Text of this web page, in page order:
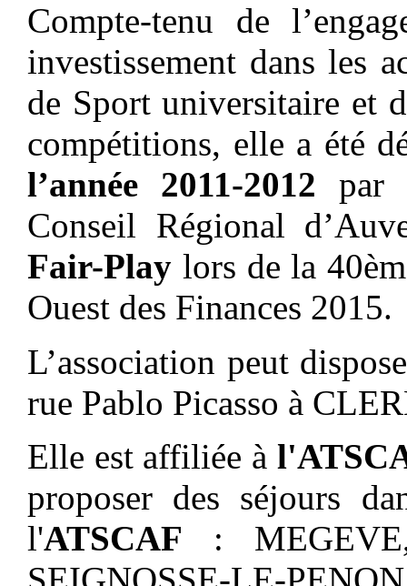
Compte-tenu de
investissement dans les
de Sport universitaire et
compétitions, elle a été
l’année 2011-2012 par
Conseil Régional
Fair-Play lors de la
Ouest des Finances 2015.
L’association peut
rue Pablo Picasso à
Elle est affiliée à
proposer des séjours
l'ATSCAF :